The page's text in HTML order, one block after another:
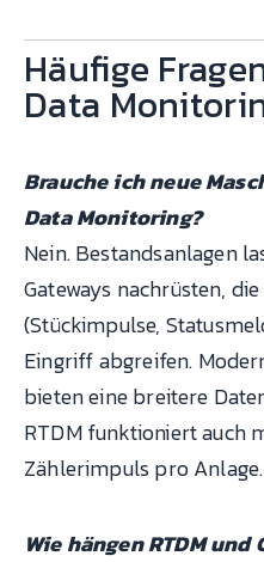
Häufige
Data
Brauche ich neue
Data Monitoring?
Nein. Bestandsanlagen
Gateways nachrüsten,
(Stückimpulse,
Eingriff abgreifen.
bieten eine breitere
RTDM funktioniert auch
Zählerimpuls pro Anlage.
Wie hängen RTDM und